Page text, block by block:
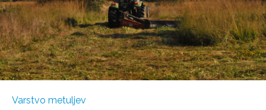
Varstvo metuljev